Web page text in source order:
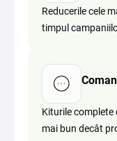
Reducerile cele
timpul
Kiturile complete
mai bun decât